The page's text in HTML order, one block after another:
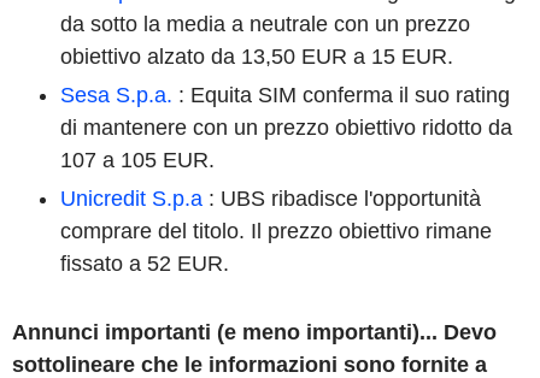
da sotto la media a neutrale con un prezzo
obiettivo alzato da 13,50 EUR a 15 EUR.
Sesa S.p.a. : Equita SIM conferma il suo rating
di mantenere con un prezzo obiettivo ridotto da
107 a 105 EUR.
Unicredit S.p.a : UBS ribadisce l'opportunità
comprare del titolo. Il prezzo obiettivo rimane
fissato a 52 EUR.
Annunci importanti (e meno importanti)... Devo
sottolineare che le informazioni sono fornite a